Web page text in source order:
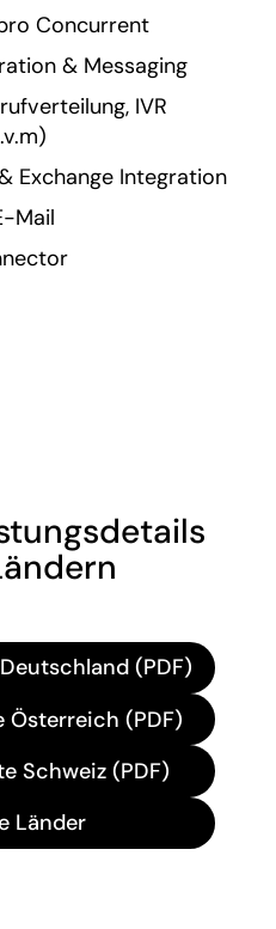
Concurrent
& Messaging
IVR
Exchange Integration
Mail
(PDF)
Österreich (PDF)
Schweiz (PDF)
Länder